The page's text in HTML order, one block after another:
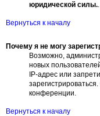
юридической силы..
Вернуться к началу
Почему я не могу
Возможно,
новых
IP-адрес или
конференции.
Вернуться к началу